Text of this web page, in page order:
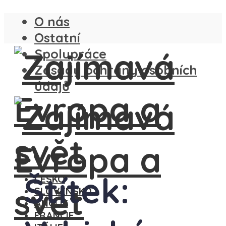
O nás
Ostatní
Spolupráce
Zásady ochrany osobních
údajů
ČESKO
SLOVENSKO
ANGLIE
FRANCIE
Štítek: